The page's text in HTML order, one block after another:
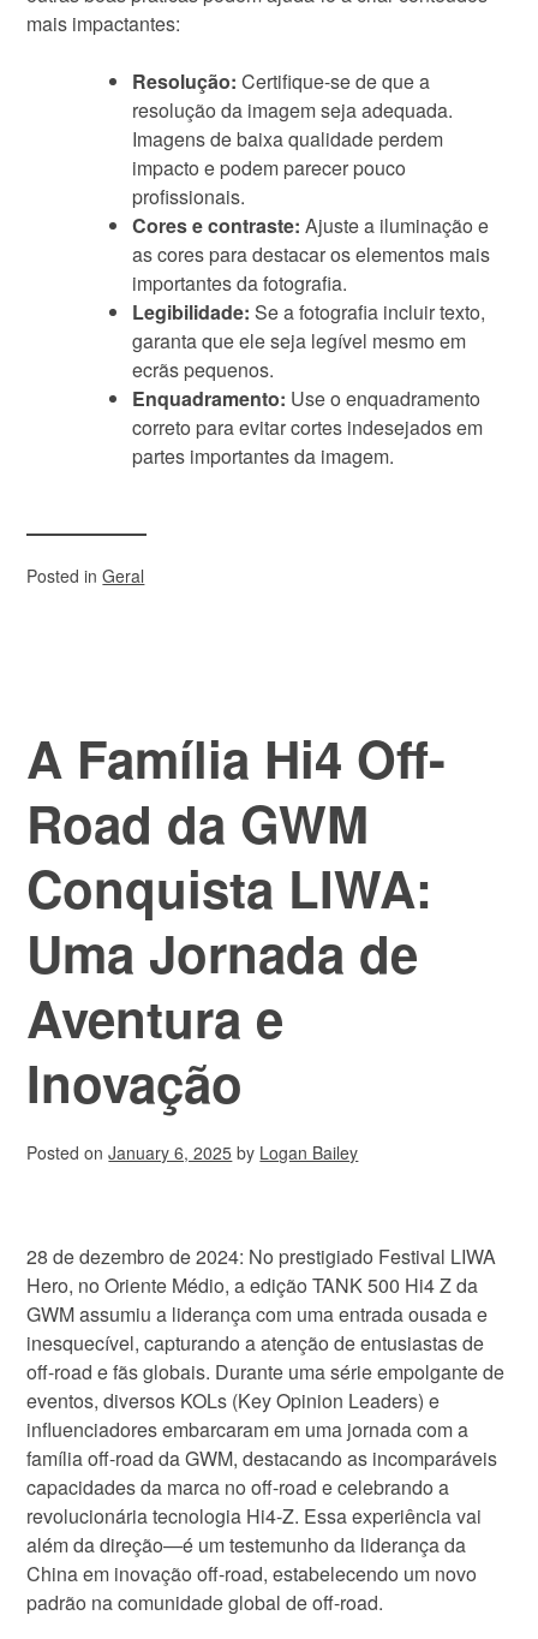
mais impactantes:
Resolução: Certifique-se de que a
resolução da imagem seja adequada.
Imagens de baixa qualidade perdem
impacto e podem parecer pouco
profissionais.
Cores e contraste: Ajuste a iluminação e
as cores para destacar os elementos mais
importantes da fotografia.
Legibilidade: Se a fotografia incluir texto,
garanta que ele seja legível mesmo em
ecrãs pequenos.
Enquadramento: Use o enquadramento
correto para evitar cortes indesejados em
partes importantes da imagem.
Posted inGeral
A Família Hi4 Off-
Road da GWM
Conquista LIWA:
Uma Jornada de
Aventura e
Inovação
Posted onJanuary 6, 2025 by Logan Bailey
28 de dezembro de 2024: No prestigiado Festival LIWA
Hero, no Oriente Médio, a edição TANK 500 Hi4 Z da
GWM assumiu a liderança com uma entrada ousada e
inesquecível, capturando a atenção de entusiastas de
off-road e fãs globais. Durante uma série empolgante de
eventos, diversos KOLs (Key Opinion Leaders) e
influenciadores embarcaram em uma jornada com a
família off-road da GWM, destacando as incomparáveis
capacidades da marca no off-road e celebrando a
revolucionária tecnologia Hi4-Z. Essa experiência vai
além da direção—é um testemunho da liderança da
China em inovação off-road, estabelecendo um novo
padrão na comunidade global de off-road.